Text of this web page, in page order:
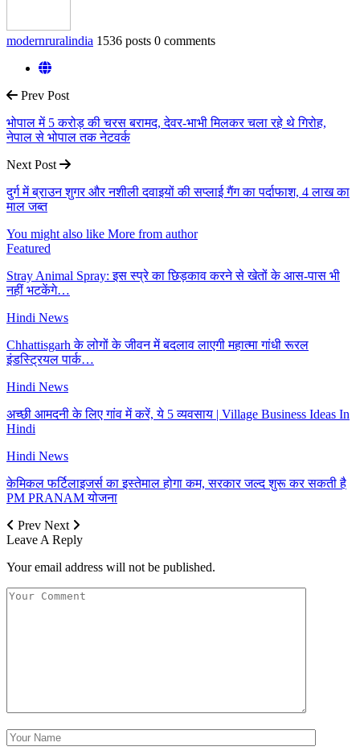
modernruralindia 1536 posts 0 comments
Prev Post
भोपाल में 5 करोड़ की चरस बरामद, देवर-भाभी मिलकर चला रहे थे गिरोह,
नेपाल से भोपाल तक नेटवर्क
Next Post
दुर्ग में ब्राउन शुगर और नशीली दवाइयों की सप्लाई गैंग का पर्दाफाश, 4 लाख का
माल जब्त
You might also like More from author
Featured
Stray Animal Spray: इस स्प्रे का छिड़काव करने से खेतों के आस-पास भी
नहीं भटकेंगे…
Hindi News
Chhattisgarh के लोगों के जीवन में बदलाव लाएगी महात्मा गांधी रूरल
इंडस्ट्रियल पार्क…
Hindi News
अच्छी आमदनी के लिए गांव में करें, ये 5 व्यवसाय | Village Business Ideas In
Hindi
Hindi News
केमिकल फर्टिलाइजर्स का इस्तेमाल होगा कम, सरकार जल्द शुरू कर सकती है
PM PRANAM योजना
Prev Next
Leave A Reply
Your email address will not be published.